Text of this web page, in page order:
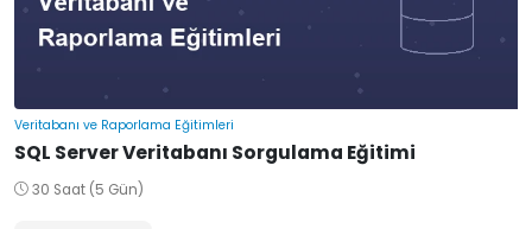
Veritabanı ve Raporlama Eğitimleri
SQL Server Veritabanı Sorgulama Eğitimi
30 Saat (5 Gün)